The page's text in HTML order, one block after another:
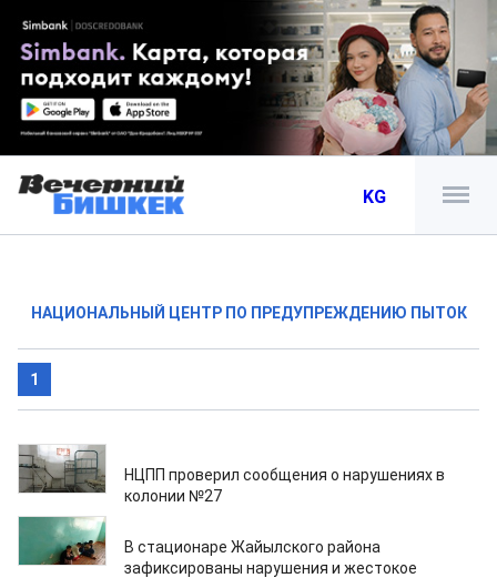
KG
НАЦИОНАЛЬНЫЙ ЦЕНТР ПО ПРЕДУПРЕЖДЕНИЮ ПЫТОК
1
10.04.2025
НЦПП проверил сообщения о нарушениях в
колонии №27
30.10.2024
В стационаре Жайылского района
зафиксированы нарушения и жестокое